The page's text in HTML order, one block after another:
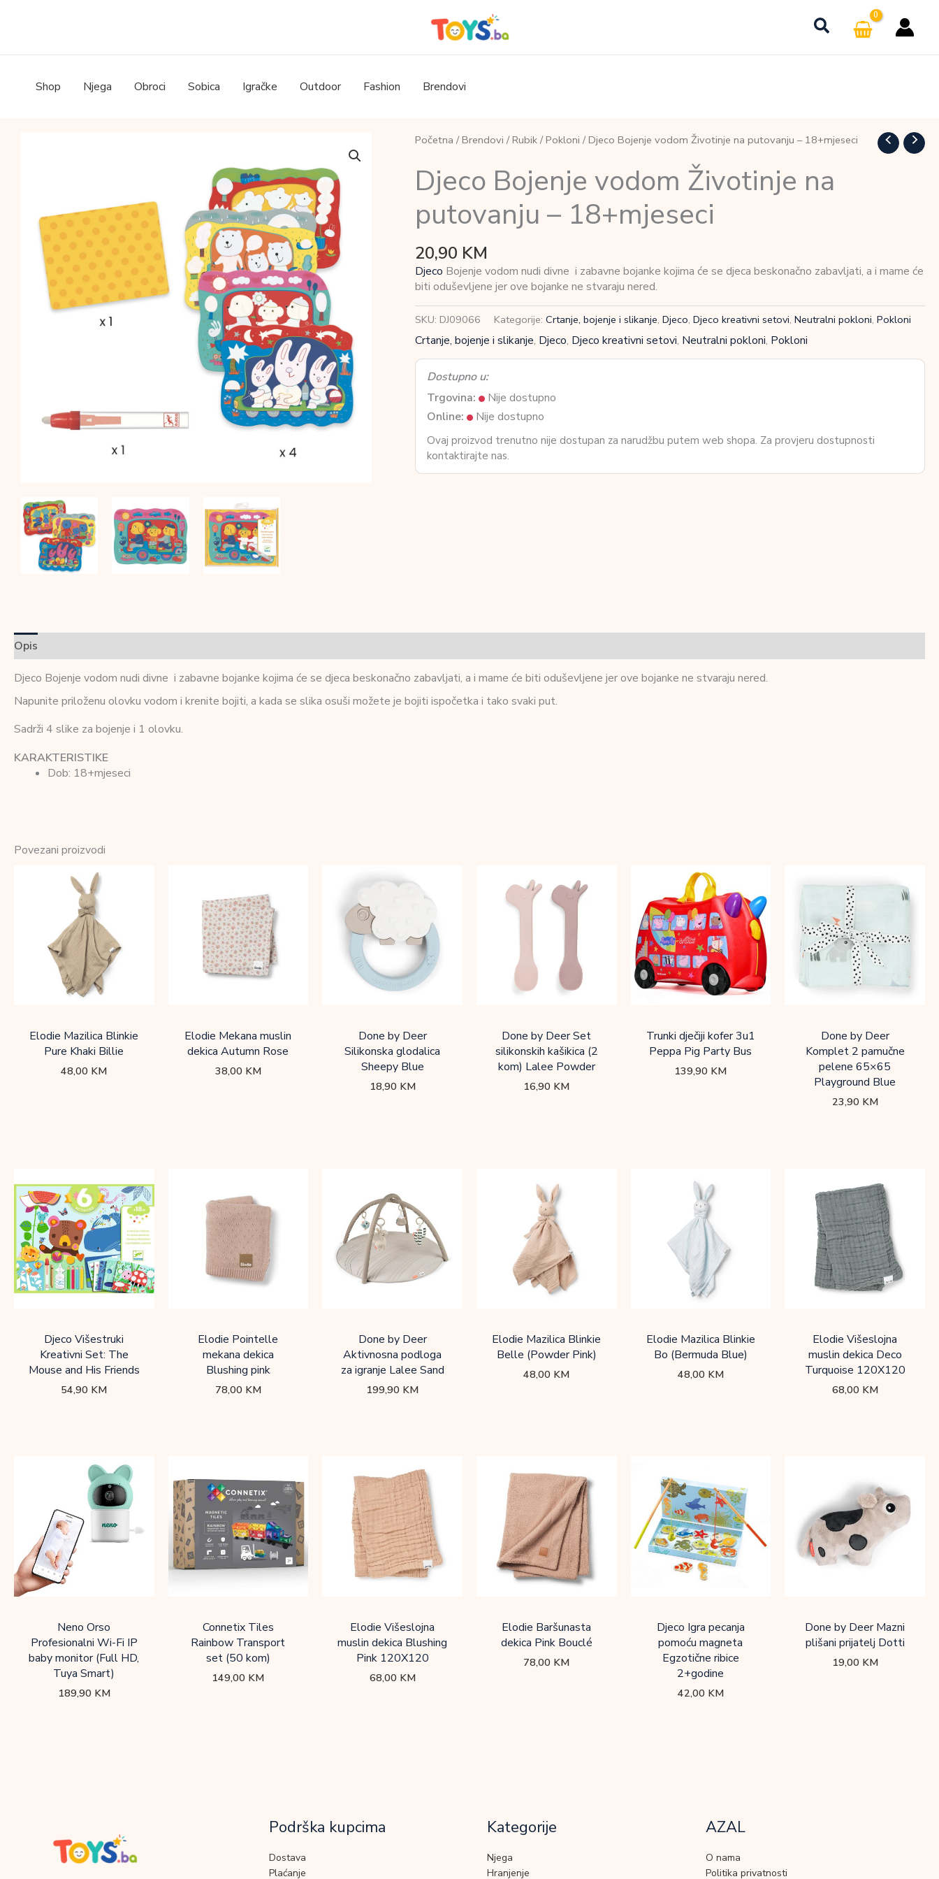
Shop Njega Obroci Sobica Igračke Outdoor Fashion Brendovi
Početna / Brendovi / Rubik/ Pokloni / Djeco Bojenje vodom Životinje na putovanju – 18+mjeseci
Djeco Bojenje vodom Životinje na
putovanju – 18+mjeseci
20,90 KM
Djeco Bojenje vodom nudi divne i zabavne bojanke kojima će se djeca beskonačno zabavljati, a i mame će
biti oduševljene jer ove bojanke ne stvaraju nered.
SKU: DJ09066 Kategorije: Crtanje, bojenje i slikanje, Djeco, Djeco kreativni setovi, Neutralni pokloni, Pokloni
Crtanje, bojenje i slikanje, Djeco, Djeco kreativni setovi, Neutralni pokloni, Pokloni
Dostupno u:
Trgovina:
Nije dostupno
Online:
Nije dostupno
Ovaj proizvod trenutno nije dostupan za narudžbu putem web shopa. Za provjeru dostupnosti
kontaktirajte nas.
Opis
Djeco Bojenje vodom nudi divne i zabavne bojanke kojima će se djeca beskonačno zabavljati, a i mame će biti oduševljene jer ove bojanke ne stvaraju nered.
Napunite priloženu olovku vodom i krenite bojiti, a kada se slika osuši možete je bojiti ispočetka i tako svaki put.
Sadrži 4 slike za bojenje i 1 olovku.
KARAKTERISTIKE
Dob: 18+mjeseci
Povezani proizvodi
Elodie Mazilica Blinkie
Pure Khaki Billie
48,00 KM
Elodie Mekana muslin
dekica Autumn Rose
38,00 KM
Done by Deer
Silikonska glodalica
Sheepy Blue
18,90 KM
Done by Deer Set
silikonskih kašikica (2
kom) Lalee Powder
16,90 KM
Trunki dječiji kofer 3u1
Peppa Pig Party Bus
139,90 KM
Done by Deer
Komplet 2 pamučne
pelene 65×65
Playground Blue
23,90 KM
Djeco Višestruki
Kreativni Set: The
Mouse and His Friends
54,90 KM
Elodie Pointelle
mekana dekica
Blushing pink
78,00 KM
Done by Deer
Aktivnosna podloga
za igranje Lalee Sand
199,90 KM
Elodie Mazilica Blinkie
Belle (Powder Pink)
48,00 KM
Elodie Mazilica Blinkie
Bo (Bermuda Blue)
48,00 KM
Elodie Višeslojna
muslin dekica Deco
Turquoise 120X120
68,00 KM
Neno Orso
Profesionalni Wi-Fi IP
baby monitor (Full HD,
Tuya Smart)
189,90 KM
Connetix Tiles
Rainbow Transport
set (50 kom)
149,00 KM
Elodie Višeslojna
muslin dekica Blushing
Pink 120X120
68,00 KM
Elodie Baršunasta
dekica Pink Bouclé
78,00 KM
Djeco Igra pecanja
pomoću magneta
Egzotične ribice
2+godine
42,00 KM
Done by Deer Mazni
plišani prijatelj Dotti
19,00 KM
Podrška kupcima
Dostava
Plaćanje
Kategorije
Njega
Hranjenje
AZAL
O nama
Politika privatnosti